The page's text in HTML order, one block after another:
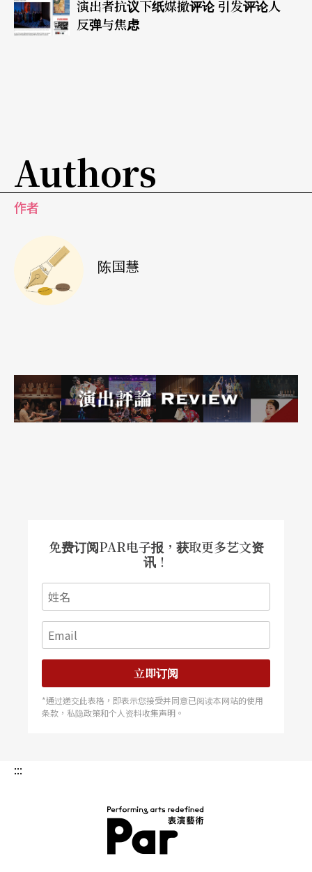
香港来说特别珍贵，但往往是最难以预计的条件。
演出者抗议下纸媒撤评论 引发评论人
反弹与焦虑
Authors
作者
陈国慧
免费订阅PAR电子报，获取更多艺文资
讯！
立即订阅
*通过递交此表格，即表示您接受并同意已阅读本网站的使用
条款，私隐政策和个人资料收集声明。
:::